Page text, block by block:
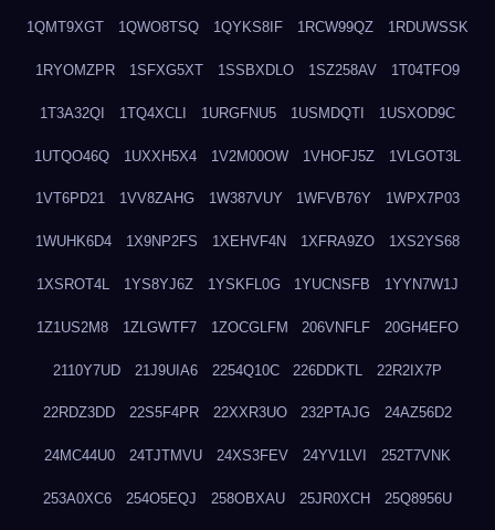
1QMT9XGT 1QWO8TSQ 1QYKS8IF 1RCW99QZ 1RDUWSSK
1RYOMZPR 1SFXG5XT 1SSBXDLO 1SZ258AV 1T04TFO9
1T3A32QI 1TQ4XCLI 1URGFNU5 1USMDQTI 1USXOD9C
1UTQO46Q 1UXXH5X4 1V2M00OW 1VHOFJ5Z 1VLGOT3L
1VT6PD21 1VV8ZAHG 1W387VUY 1WFVB76Y 1WPX7P03
1WUHK6D4 1X9NP2FS 1XEHVF4N 1XFRA9ZO 1XS2YS68
1XSROT4L 1YS8YJ6Z 1YSKFL0G 1YUCNSFB 1YYN7W1J
1Z1US2M8 1ZLGWTF7 1ZOCGLFM 206VNFLF 20GH4EFO
2110Y7UD 21J9UIA6 2254Q10C 226DDKTL 22R2IX7P
22RDZ3DD 22S5F4PR 22XXR3UO 232PTAJG 24AZ56D2
24MC44U0 24TJTMVU 24XS3FEV 24YV1LVI 252T7VNK
253A0XC6 254O5EQJ 258OBXAU 25JR0XCH 25Q8956U